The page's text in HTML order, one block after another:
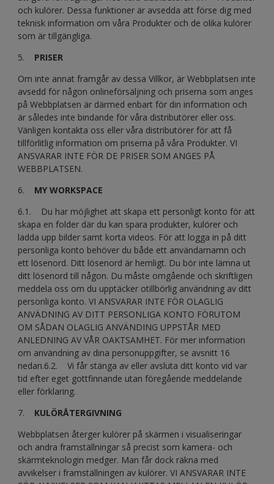
och kulörer. Dessa funktioner är avsedda att förse dig med
teknisk information om våra Produkter och de olika kulörer
som är tillgängliga.
5. PRISER
Om inte annat framgår av dessa Villkor, är Webbplatsen inte
avsedd för någon onlineförsäljning och priserna som anges
på Webbplatsen är därmed enbart för din information och
är således inte bindande för våra distributörer eller oss.
Vänligen kontakta oss eller våra distributörer för att få
tillförlitlig information om priserna på våra Produkter. VI
ANSVARAR INTE FÖR DE PRISER SOM ANGES PÅ
WEBBPLATSEN.
6.
MY WORKSPACE
6.1. Du har möjlighet att skapa ett personligt konto för att
skapa en folder där du kan spara produkter, kulörer och
ladda upp bilder samt korta videos. För att logga in på ditt
personliga konto behöver du både ett användarnamn och
ett lösenord. Ditt lösenord är hemligt. Du bör inte lämna ut
ditt lösenord till någon. Du måste omgående och skriftligen
meddela oss om du upptäcker otillbörlig användning av ditt
personliga konto. VI ANSVARAR INTE FÖR OLAGLIG
ANVÄDNING AV DITT PERSONLIGA KONTO FÖRUTOM
OM SÅDAN OLAGLIG ANVÄNDING UPPSTÅR MED
ANLEDNING AV VÅR OAKTSAMHET. För mer information
om användning av dina personuppgifter, se avsnitt 16
nedan.6.2. Vi får stänga av eller avsluta ditt konto vid var
tid efter eget gottfinnande utan föregående meddelande
eller förklaring.
7. KULÖRÅTERGIVNING
Webbplatsen återger kulörer på skärmen i visualiseringar
och andra framställningar så precist som kamera- och
skärmteknologin medger. Man får dock räkna med
avvikelser i framställningen av kulörer. VI ANSVARAR INTE